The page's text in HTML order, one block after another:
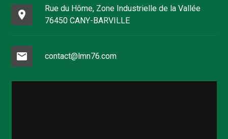
place
Rue du Hôme, Zone Industrielle de la Vallée
76450 CANY-BARVILLE
mail contact@lmn76.com